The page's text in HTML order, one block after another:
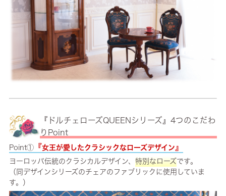
『ドルチェローズQUEENシリーズ』4つのこだわ
りPoint
Point①『女王が愛したクラシックなローズデザイン』
ヨーロッパ伝統のクラシカルデザイン、 特別なローズです。
（同デザインシリーズのチェアのファブリックに使用していま
す。）